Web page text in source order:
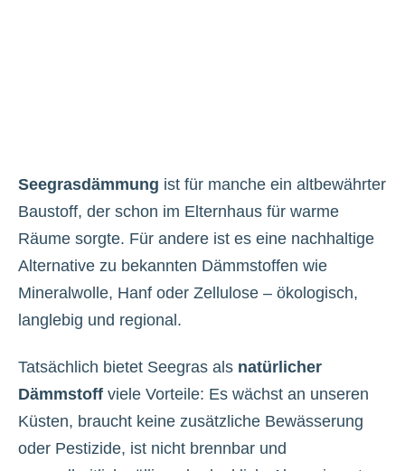
Seegrasdämmung ist für manche ein altbewährter
Baustoff, der schon im Elternhaus für warme
Räume sorgte. Für andere ist es eine nachhaltige
Alternative zu bekannten Dämmstoffen wie
Mineralwolle, Hanf oder Zellulose – ökologisch,
langlebig und regional.
Tatsächlich bietet Seegras als natürlicher
Dämmstoff viele Vorteile: Es wächst an unseren
Küsten, braucht keine zusätzliche Bewässerung
oder Pestizide, ist nicht brennbar und